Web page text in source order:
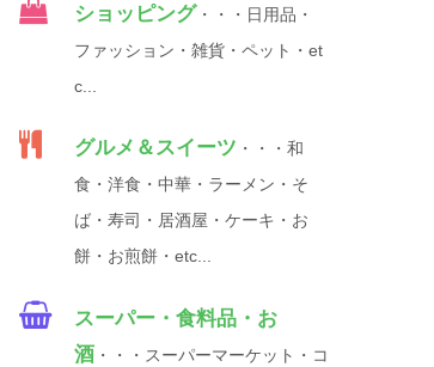
ショッピング ・・・日用品・
ファッション・雑貨・ペット・et
c...
グルメ＆スイーツ ・・・和
食・洋食・中華・ラーメン・そ
ば・寿司・居酒屋・ケーキ・お
餅・お煎餅・etc...
スーパー・食料品・お
酒 ・・・スーパーマーケット・コ